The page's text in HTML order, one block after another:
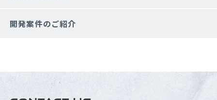
開発案件のご紹介